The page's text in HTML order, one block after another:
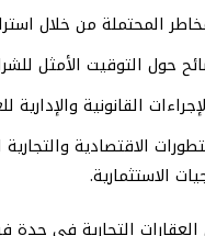
المحتملة من خلال
حول التوقيت الأمثل
القانونية والإدارية
الاقتصادية
الاستثمارية.
العقارات التجارية في